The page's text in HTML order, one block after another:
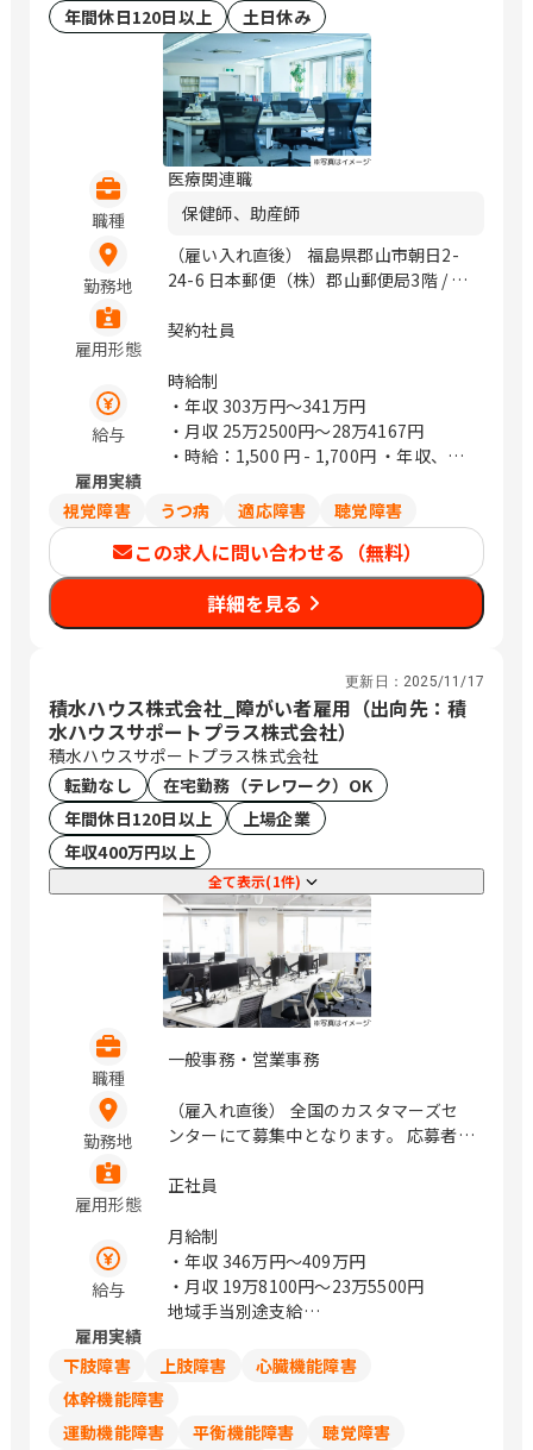
年間休日120日以上
土日休み
職種
医療関連職
保健師、助産師
勤務地
（雇い入れ直後） 福島県郡山市朝日2-
24-6 日本郵便（株）郡山郵便局3階 / 郡
雇用形態
契約社員
給与
時給制
・年収 303万円〜341万円
・月収 25万2500円〜28万4167円
・時給：1,500 円 - 1,700円 ・年収、月
ります ・想定年収は時給1,500円の場合
です
雇用実績
視覚障害
うつ病 適応障害 聴覚障害
この求人に問い合わせる（無料）
詳細を見る
更新日： 2025/11/17
積水ハウス株式会社_障がい者雇用（出向先：積
水ハウスサポートプラス株式会社）
積水ハウスサポートプラス株式会社
転勤なし
在宅勤務（テレワーク）OK
年間休日120日以上
上場企業
年収400万円以上
全て表示(1件)
職種
一般事務・営業事務
勤務地
（雇入れ直後） 全国のカスタマーズセ
ンターにて募集中となります。 応募者様
ます。 大阪府大阪市北区大淀中1丁目1
ト34F / 梅田
雇用形態
正社員
給与
月給制
・年収 346万円〜409万円
・月収 19万8100円〜23万5500円
地域手当別途支給
雇用実績
下肢障害
上肢障害
心臓機能障害
体幹機能障害
運動機能障害
平衡機能障害
聴覚障害